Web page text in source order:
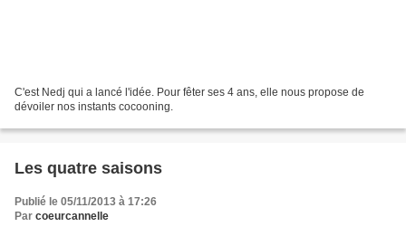
C'est Nedj qui a lancé l'idée. Pour fêter ses 4 ans, elle nous propose de
dévoiler nos instants cocooning.
Les quatre saisons
Publié le 05/11/2013 à 17:26
Par coeurcannelle